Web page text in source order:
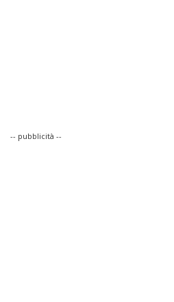
-- pubblicità --